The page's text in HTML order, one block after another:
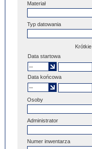
Materiał
Typ datowania
Krótkie
Data startowa
Data końcowa
Osoby
Administrator
Numer inwentarza